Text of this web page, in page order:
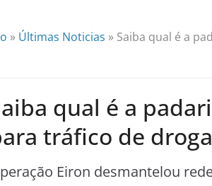
» Últimas Noticias » Saiba qual é a
qual é a
tráfico de
Eiron desmantelou